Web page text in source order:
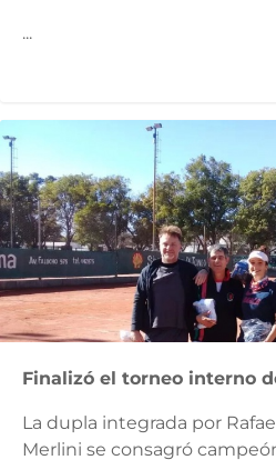
...
Finalizó el torneo interno
La dupla integrada por
Merlini se consagró